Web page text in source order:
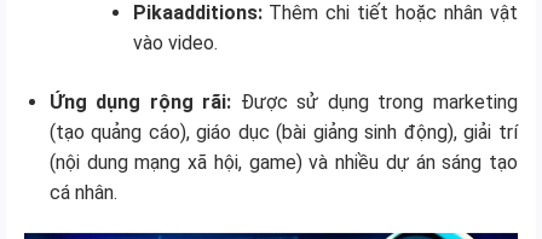
Pikaadditions:Thêm chi tiết hoặc nhân vật
vào video.
Ứng dụng rộng rãi: Được sử dụng trong marketing
(tạo quảng cáo), giáo dục (bài giảng sinh động), giải trí
(nội dung mạng xã hội, game) và nhiều dự án sáng tạo
cá nhân.